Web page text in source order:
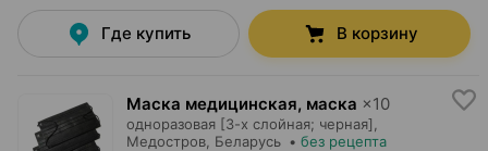
Где купить В корзину
Маска медицинская, маска ×10
одноразовая [3-х слойная; черная],
Медостров , Беларусь • без рецепта